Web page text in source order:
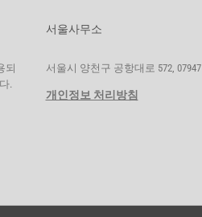
되
.
서울사무소
서울시 양천구 공항대로 572, 07947
개인정보 처리방침